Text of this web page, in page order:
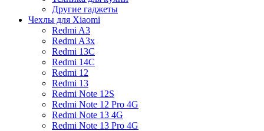
Другие гаджеты
Чехлы для Xiaomi
Redmi A3
Redmi A3x
Redmi 13C
Redmi 14C
Redmi 12
Redmi 13
Redmi Note 12S
Redmi Note 12 Pro 4G
Redmi Note 13 4G
Redmi Note 13 Pro 4G